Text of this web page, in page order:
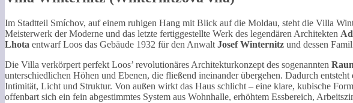
Im Stadtteil Smíchov, auf einem ruhigen Hang mit Blick auf die Moldau, steht die Villa
Meisterwerk der Moderne und das letzte fertiggestellte Werk des legendären Architekten
Lhota entwarf Loos das Gebäude 1932 für den Anwalt Josef Winternitz und dessen
Die Villa verkörpert perfekt Loos’ revolutionäres Architekturkonzept des sogenannten
unterschiedlichen Höhen und Ebenen, die fließend ineinander übergehen. Dadurch
Intimität, Licht und Struktur. Von außen wirkt das Haus schlicht – eine klare, kubische
offenbart sich ein fein abgestimmtes System aus Wohnhalle, erhöhtem Essbereich,